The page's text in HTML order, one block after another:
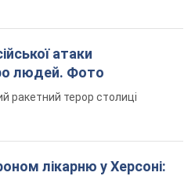
атаки
людей. Фото
ракетний терор столиці
лікарню у Херсоні: